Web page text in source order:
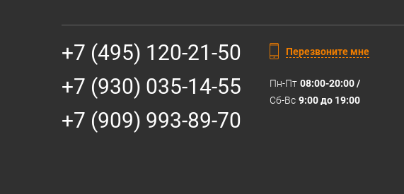
+7 (495) 120-21-50
+7 (930) 035-14-55
+7 (909) 993-89-70
Пн-Пт 08:00-20:00 /
Сб-Вс 9:00 до 19:00
Перезвоните мне